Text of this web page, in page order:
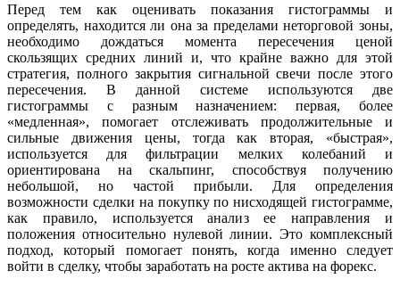
Перед тем как оценивать показания гистограммы и
определять, находится ли она за пределами неторговой зоны,
необходимо дождаться момента пересечения ценой
скользящих средних линий и, что крайне важно для этой
стратегия, полного закрытия сигнальной свечи после этого
пересечения. В данной системе используются две
гистограммы с разным назначением: первая, более
«медленная», помогает отслеживать продолжительные и
сильные движения цены, тогда как вторая, «быстрая»,
используется для фильтрации мелких колебаний и
ориентирована на скальпинг, способствуя получению
небольшой, но частой прибыли. Для определения
возможности сделки на покупку по нисходящей гистограмме,
как правило, используется анализ ее направления и
положения относительно нулевой линии. Это комплексный
подход, который помогает понять, когда именно следует
войти в сделку, чтобы заработать на росте актива на форекс.